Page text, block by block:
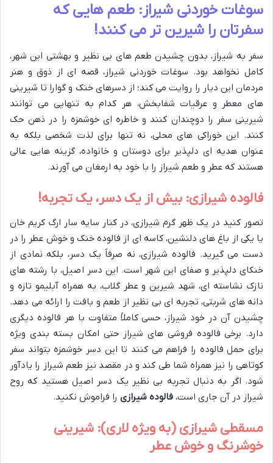
سوغات خوردنی شیراز: طعم هایی که
سفرتان را شیرین تر می کنند!
سفر به شیراز، بدون چشیدن طعم های بی نظیر و بهشتی این شهر،
کامل نخواهد بود. سوغات خوردنی شیراز، قصه ای از ذوق و هنر
مردمان این دیار را روایت می کند؛ از دسرهای خنک و گوارا تا شیرینی
های معطر و عرقیات شفابخش، هر کدام به تنهایی می توانند
شیرینی سفر را دوچندان کنند و خاطره ای خوشمزه را در ذهن حک
کنند. این خوراکی های محلی، نه تنها برای لذت شخصی بلکه به
عنوان هدیه ای دلپذیر برای دوستان و خانواده، گزینه هایی عالی
هستند که عطر و طعم شیراز را با خود به ارمغان می آورند.
فالوده شیرازی: بیش از یک دسر، یک تجربه!
تصور کنید در یک ظهر گرم شیرازی، در کنار سایه سار ارگ کریم خان
یا یکی از باغ های دلنشین، کاسه ای از فالوده خنک و خوش عطر را در
دست می گیرید. فالوده شیرازی، نه صرفاً یک دسر، بلکه نمادی از
خنکای دلپذیر و صفای این شهر است. این دسر اصیل، با رشته های
نازک نشاسته ای، شهد شیرین و عطر گلاب، به همراه آبلیمو تازه و
دانه های شربتی، تجربه ای بی نظیر از طعم و بافت را ارائه می دهد.
چشیدن آن در خود شیراز، حسی کاملاً متفاوت با هر فالوده دیگری
دارد. برخی فالوده فروشی های شیراز حتی امکان بسته بندی ویژه
برای حمل فالوده را فراهم می کنند تا این دسر خوشمزه بتواند سفر
کوتاهی را نیز همراه شما طی کند و در مقصد نیز طعم شیراز را یادآور
شود. اگر به دنبال تجربه بی نظیر یک دسر اصیل هستید که روح
شیراز در آن جاری است، فالوده شیرازی را فراموش نکنید.
مسقطی شیرازی (به ویژه لاری): شیرینی
خوشرنگ و خوش عطر